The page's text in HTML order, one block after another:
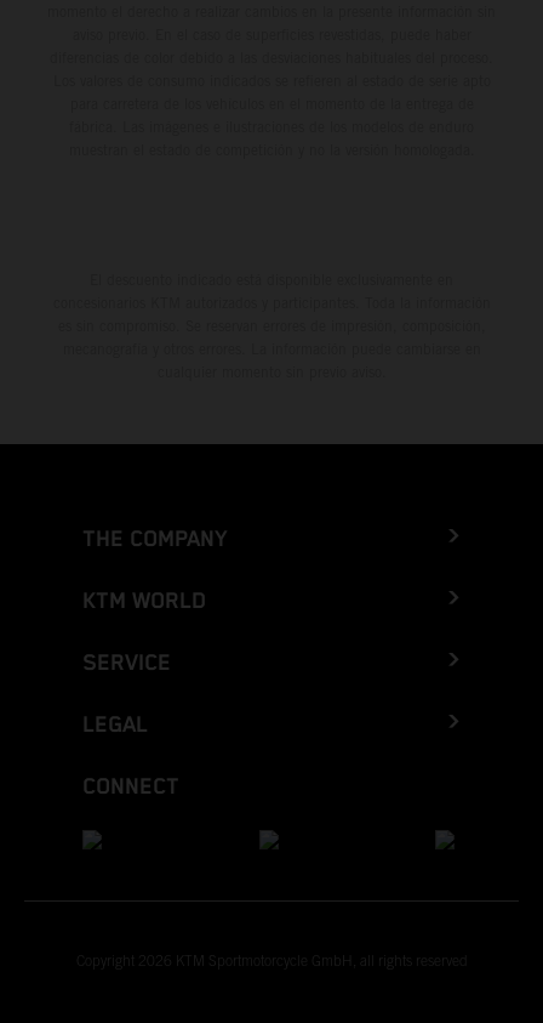
THE COMPANY
KTM WORLD
SERVICE
LEGAL
CONNECT
Copyright 2026 KTM Sportmotorcycle GmbH, all rights reserved